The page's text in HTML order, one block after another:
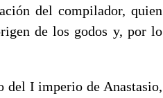
del compilador, quien
de los godos y, por lo
del I imperio de Anastasio,